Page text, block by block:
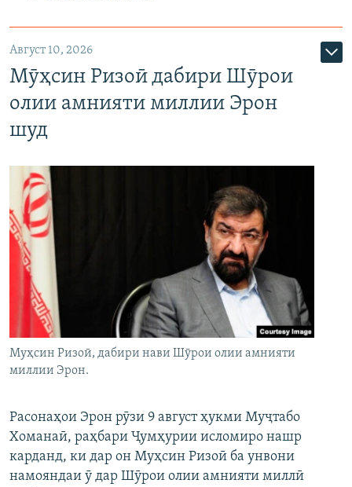
Август 10, 2026
Мӯҳсин Ризоӣ дабири Шӯрои
олии амнияти миллии Эрон
шуд
Муҳсин Ризоӣ, дабири нави Шӯрои олии амнияти
миллии Эрон.
Расонаҳои Эрон рӯзи 9 август ҳукми Муҷтабо
Хоманаӣ, раҳбари Ҷумҳурии исломиро нашр
карданд, ки дар он Муҳсин Ризоӣ ба унвони
намояндаи ӯ дар Шӯрои олии амнияти миллӣ